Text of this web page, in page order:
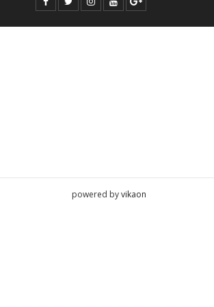
powered byvikaon